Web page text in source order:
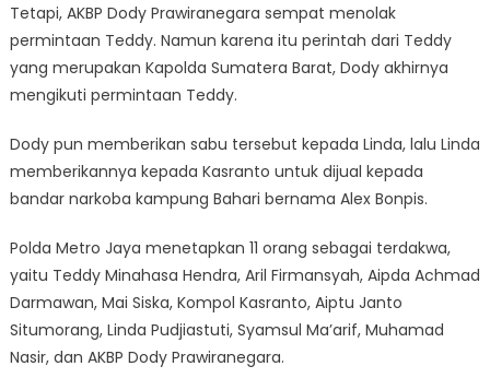
Tetapi, AKBP Dody Prawiranegara sempat menolak
permintaan Teddy. Namun karena itu perintah dari Teddy
yang merupakan Kapolda Sumatera Barat, Dody akhirnya
mengikuti permintaan Teddy.
Dody pun memberikan sabu tersebut kepada Linda, lalu Linda
memberikannya kepada Kasranto untuk dijual kepada
bandar narkoba kampung Bahari bernama Alex Bonpis.
Polda Metro Jaya menetapkan 11 orang sebagai terdakwa,
yaitu Teddy Minahasa Hendra, Aril Firmansyah, Aipda Achmad
Darmawan, Mai Siska, Kompol Kasranto, Aiptu Janto
Situmorang, Linda Pudjiastuti, Syamsul Ma’arif, Muhamad
Nasir, dan AKBP Dody Prawiranegara.